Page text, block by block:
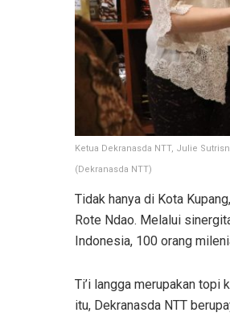
Ketua Dekranasda NTT, Julie
(Dekranasda NTT)
Tidak hanya di Kota
Rote Ndao. Melalui
Indonesia, 100 orang
Ti’i langga merupakan topi
itu, Dekranasda NTT